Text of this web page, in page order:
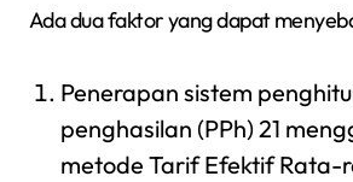
Ada dua faktor yang dapat
Penerapan sistem
penghasilan (PPh) 21
metode Tarif Efektif Rata-